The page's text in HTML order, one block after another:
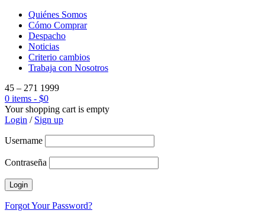
Quiénes Somos
Cómo Comprar
Despacho
Noticias
Criterio cambios
Trabaja con Nosotros
45 – 271 1999
0 items - $0
Your shopping cart is empty
Login / Sign up
Username
Contraseña
Forgot Your Password?